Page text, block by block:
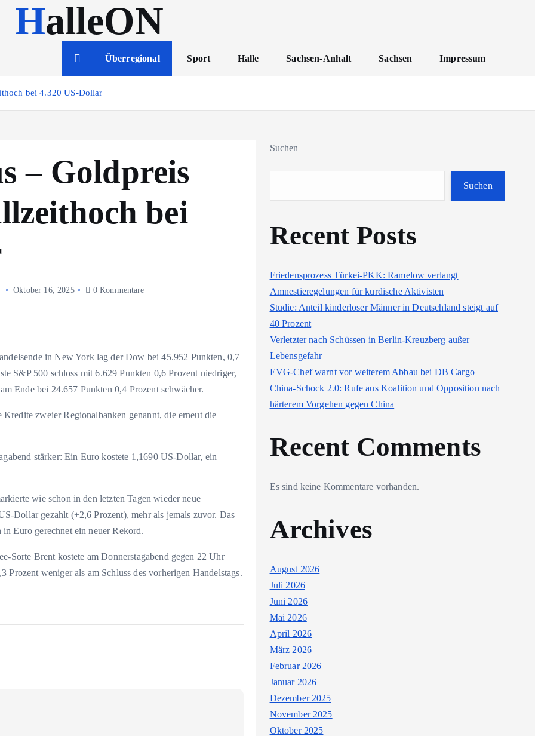
HalleON
Überregional Sport Halle Sachsen-Anhalt Sachsen Impressum
bei 4.320 US-Dollar
– Goldpreis
bei
Oktober 16, 2025 0 Kommentare
in New York lag der Dow bei 45.952 Punkten, 0,7
S&P 500 schloss mit 6.629 Punkten 0,6 Prozent niedriger,
Ende bei 24.657 Punkten 0,4 Prozent schwächer.
zweier Regionalbanken genannt, die erneut die
stärker: Ein Euro kostete 1,1690 US-Dollar, ein
wie schon in den letzten Tagen wieder neue
Dollar gezahlt (+2,6 Prozent), mehr als jemals zuvor. Das
Euro gerechnet ein neuer Rekord.
Sorte Brent kostete am Donnerstagabend gegen 22 Uhr
weniger als am Schluss des vorherigen Handelstags.
Suchen
Suchen
Recent Posts
Friedensprozess Türkei-PKK: Ramelow verlangt
Amnestieregelungen für kurdische Aktivisten
Studie: Anteil kinderloser Männer in Deutschland steigt auf
40 Prozent
Verletzter nach Schüssen in Berlin-Kreuzberg außer
Lebensgefahr
EVG-Chef warnt vor weiterem Abbau bei DB Cargo
China-Schock 2.0: Rufe aus Koalition und Opposition nach
härterem Vorgehen gegen China
Recent Comments
Es sind keine Kommentare vorhanden.
Archives
August 2026
Juli 2026
Juni 2026
Mai 2026
April 2026
März 2026
Februar 2026
Januar 2026
Dezember 2025
November 2025
Oktober 2025